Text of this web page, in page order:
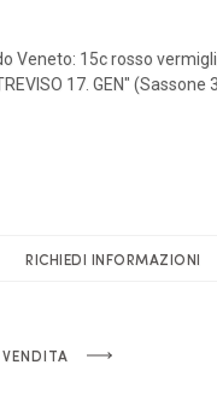
Veneto: 15c rosso
17. GEN" (Sassone
RICHIEDI INFORMAZIONI